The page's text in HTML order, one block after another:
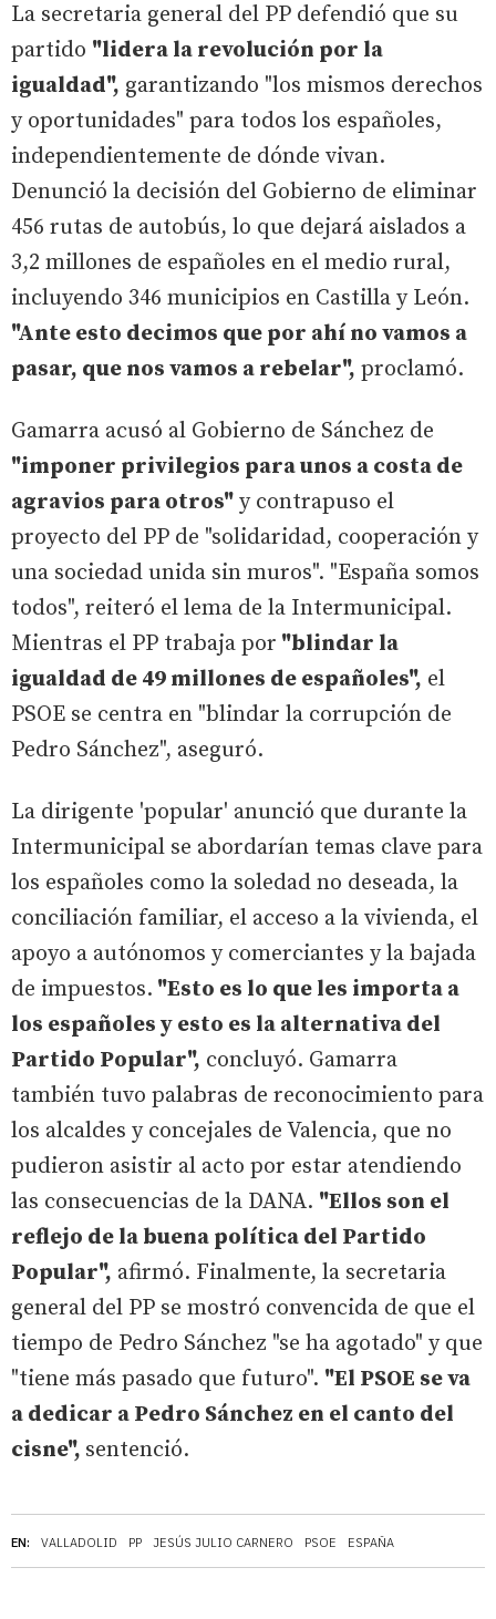
EN: VALLADOLID PP JESÚS JULIO CARNERO PSOE ESPAÑA
La secretaria general del PP defendió que su
partido "lidera la revolución por la
igualdad", garantizando "los mismos derechos
y oportunidades" para todos los españoles,
independientemente de dónde vivan.
Denunció la decisión del Gobierno de eliminar
456 rutas de autobús, lo que dejará aislados a
3,2 millones de españoles en el medio rural,
incluyendo 346 municipios en Castilla y León.
"Ante esto decimos que por ahí no vamos a
pasar, que nos vamos a rebelar", proclamó.
Gamarra acusó al Gobierno de Sánchez de
"imponer privilegios para unos a costa de
agravios para otros" y contrapuso el
proyecto del PP de "solidaridad, cooperación y
una sociedad unida sin muros". "España somos
todos", reiteró el lema de la Intermunicipal.
Mientras el PP trabaja por "blindar la
igualdad de 49 millones de españoles", el
PSOE se centra en "blindar la corrupción de
Pedro Sánchez", aseguró.
La dirigente 'popular' anunció que durante la
Intermunicipal se abordarían temas clave para
los españoles como la soledad no deseada, la
conciliación familiar, el acceso a la vivienda, el
apoyo a autónomos y comerciantes y la bajada
de impuestos. "Esto es lo que les importa a
los españoles y esto es la alternativa del
Partido Popular", concluyó. Gamarra
también tuvo palabras de reconocimiento para
los alcaldes y concejales de Valencia, que no
pudieron asistir al acto por estar atendiendo
las consecuencias de la DANA. "Ellos son el
reflejo de la buena política del Partido
Popular", afirmó. Finalmente, la secretaria
general del PP se mostró convencida de que el
tiempo de Pedro Sánchez "se ha agotado" y que
"tiene más pasado que futuro". "El PSOE se va
a dedicar a Pedro Sánchez en el canto del
cisne", sentenció.